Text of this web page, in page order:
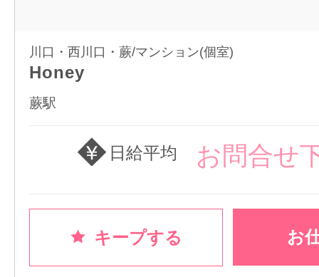
川口・西川口・蕨/マンション(個室)
Honey
蕨駅
日給平均 お問合せ
キープする お